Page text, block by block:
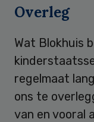
Overleg
Wat Blokhuis
regelmaat
ons te
van en vooral